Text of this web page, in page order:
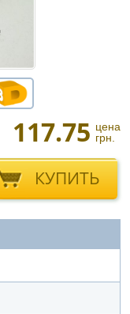
117.75 цена
грн.
КУПИТЬ